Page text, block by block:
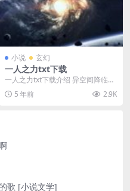
小说 玄幻
一人之力txt下载
一人之力txt下载介绍 异空间降临，
神祇在面前显化，远古咆哮在耳边
回旋不息。糟了...
5 年前 2.9K
歌 [小说文学]